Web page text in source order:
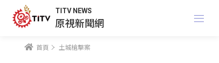
TITV NEWS
原視新聞網
首頁 土城槍擊案